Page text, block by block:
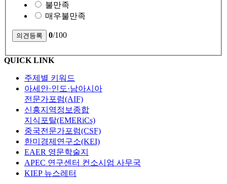
불만족
매우불만족
0/100
QUICK LINK
주제별 키워드
아세안·인도·남아시아
전문가포럼(AIF)
신흥지역정보종합
지식포탈(EMERiCs)
중국전문가포럼(CSF)
한미경제연구소(KEI)
EAER 영문학술지
APEC 연구센터 컨소시엄 사무국
KIEP 뉴스레터